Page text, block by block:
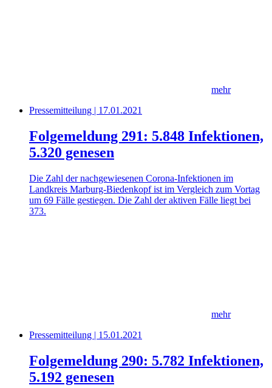
mehr
Pressemitteilung | 17.01.2021
Folgemeldung 291: 5.848 Infektionen,
5.320 genesen
Die Zahl der nachgewiesenen Corona-Infektionen im
Landkreis Marburg-Biedenkopf ist im Vergleich zum Vortag
um 69 Fälle gestiegen. Die Zahl der aktiven Fälle liegt bei
373.
mehr
Pressemitteilung | 15.01.2021
Folgemeldung 290: 5.782 Infektionen,
5.192 genesen